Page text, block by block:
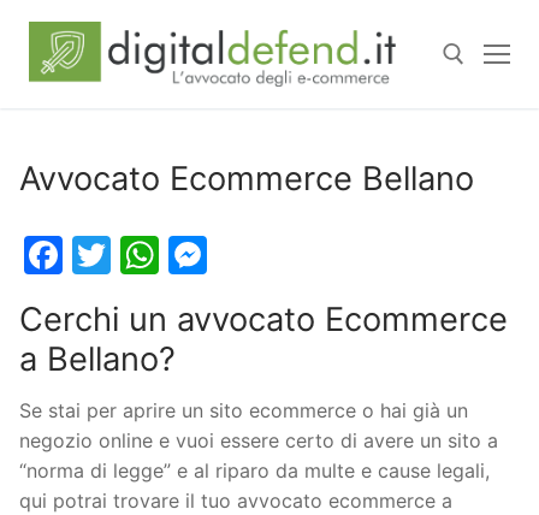
Avvocato Ecommerce Bellano
Facebook
TwitterWhatsApp
Cerchi un avvocato Ecommerce
a Bellano?
Se stai per aprire un sito ecommerce o hai già un
negozio online e vuoi essere certo di avere un sito a
“norma di legge” e al riparo da multe e cause legali,
qui potrai trovare il tuo avvocato ecommerce a